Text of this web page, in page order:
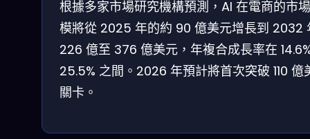
根據多家市場研究機構預測，AI 在電商的市
模將從 2025 年的約 90 億美元增長到 2032
226 億至 376 億美元，年複合成長率在
25.5% 之間。2026 年預計將首次突破 110 億
關卡。